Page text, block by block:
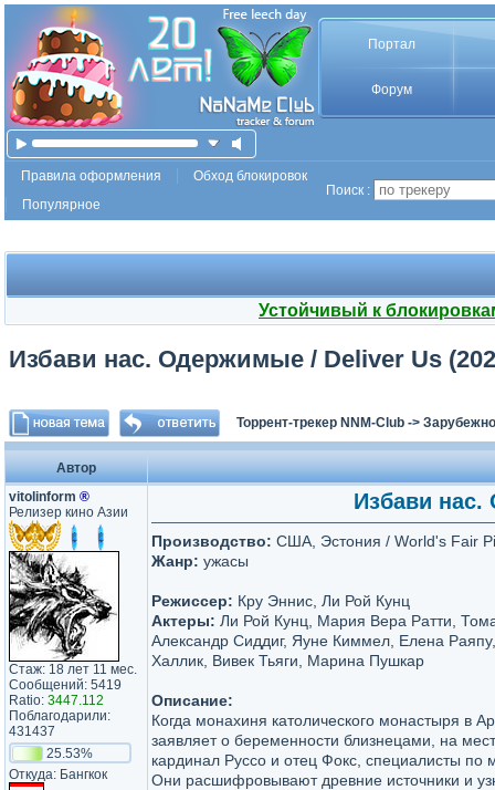
Портал
Форум
Правила оформления
Обход блокировок
Популярное
Поиск :
Устойчивый к
Избави нас. Одержимые / Deliver Us
Торрент-трекер NNM-Club ->
Автор
vitolinform ®
Релизер кино Азии
Стаж: 18 лет 11 мес.
Сообщений: 5419
Ratio: 3447.112
Поблагодарили:
431437
25.53%
Откуда: Бангкок
Избави нас.
Производство: США, Эстония / World's Fair
Жанр: ужасы
Режиссер: Кру Эннис, Ли Рой Кунц
Актеры: Ли Рой Кунц, Мария Вера Ратти,
Александр Сиддиг, Яуне Киммел, Елена
Халлик, Вивек Тьяги, Марина Пушкар
Описание:
Когда монахиня католического монастыря в
заявляет о беременности близнецами, на
кардинал Руссо и отец Фокс, специалисты по
Они расшифровывают древние источники и